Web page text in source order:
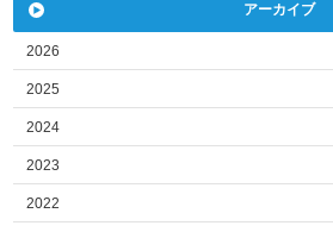
アーカイブ
2026
2025
2024
2023
2022